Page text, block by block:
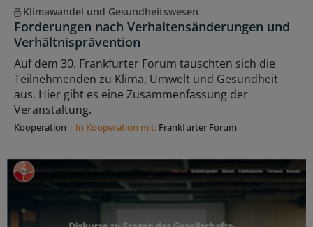
Klimawandel und Gesundheitswesen
Forderungen nach Verhaltensänderungen und
Verhältnisprävention
Auf dem 30. Frankfurter Forum tauschten sich die
Teilnehmenden zu Klima, Umwelt und Gesundheit
aus. Hier gibt es eine Zusammenfassung der
Veranstaltung.
Kooperation | In Kooperation mit: Frankfurter Forum